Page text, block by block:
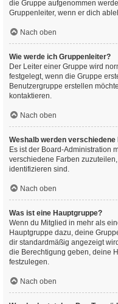
die Gruppe aufgenommen
Gruppenleiter, wenn er dich
Nach oben
Wie werde ich Gruppenleiter?
Der Leiter einer Gruppe wird
festgelegt, wenn die Gruppe
Benutzergruppe erstellen
kontaktieren.
Nach oben
Weshalb werden
Es ist der Board-Administration
verschiedene Farben
identifizieren sind.
Nach oben
Was ist eine Hauptgruppe?
Wenn du Mitglied in mehr als
Hauptgruppe dazu, deine
dir standardmäßig angezeigt
die Berechtigung geben, deine
festzulegen.
Nach oben